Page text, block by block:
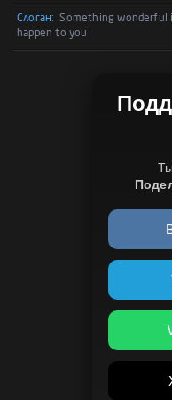
Слоган:
Something wonderful
happen to you